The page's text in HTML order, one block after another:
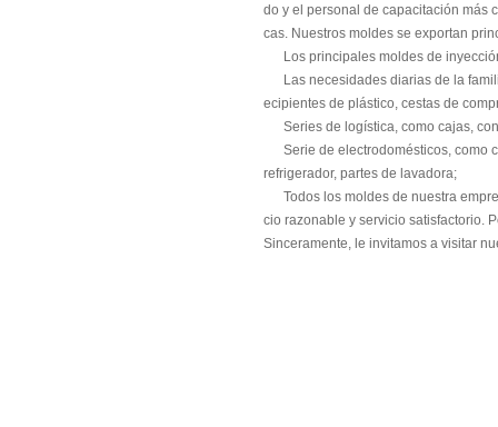
do y el personal de capacitación más
cas. Nuestros moldes se exportan
Los principales moldes de
Las necesidades diarias de la
ecipientes de plástico, cestas de
Series de logística, como cajas,
Serie de electrodomésticos, como
refrigerador, partes de lavadora;
Todos los moldes de nuestra
cio razonable y servicio satisfactorio.
Sinceramente, le invitamos a visitar